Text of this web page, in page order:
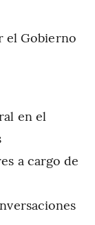
el Gobierno
en el
a cargo de